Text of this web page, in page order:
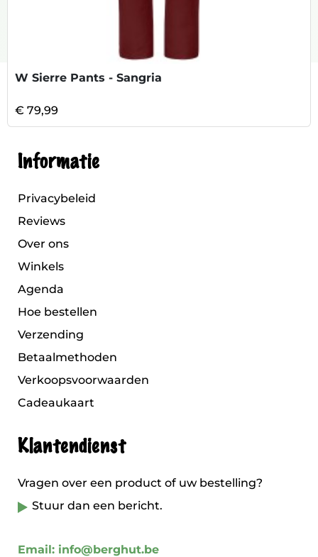
W Sierre Pants - Sangria
€ 79,99
Informatie
Privacybeleid
Reviews
Over ons
Winkels
Agenda
Hoe bestellen
Verzending
Betaalmethoden
Verkoopsvoorwaarden
Cadeaukaart
Klantendienst
Vragen over een product of uw bestelling?
Stuur dan een bericht.
Email: info@berghut.be